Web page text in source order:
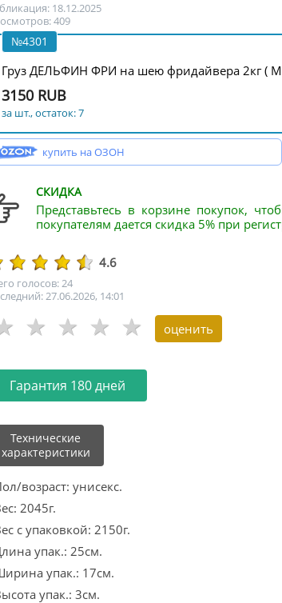
18.12.2025
409
№4301
Груз ДЕЛЬФИН ФРИ на шею фридайвера 2кг (
3150 RUB
за шт., остаток: 7
купить на ОЗОН
СКИДКА
Представьтесь в корзине покупок,
покупателям дается скидка 5% при
4.6
голосов: 24
27.06.2026, 14:01
Гарантия 180 дней
Технические
характеристики
возраст: унисекс.
2045г.
с упаковкой: 2150г.
упак.: 25см.
упак.: 17см.
упак.: 3см.